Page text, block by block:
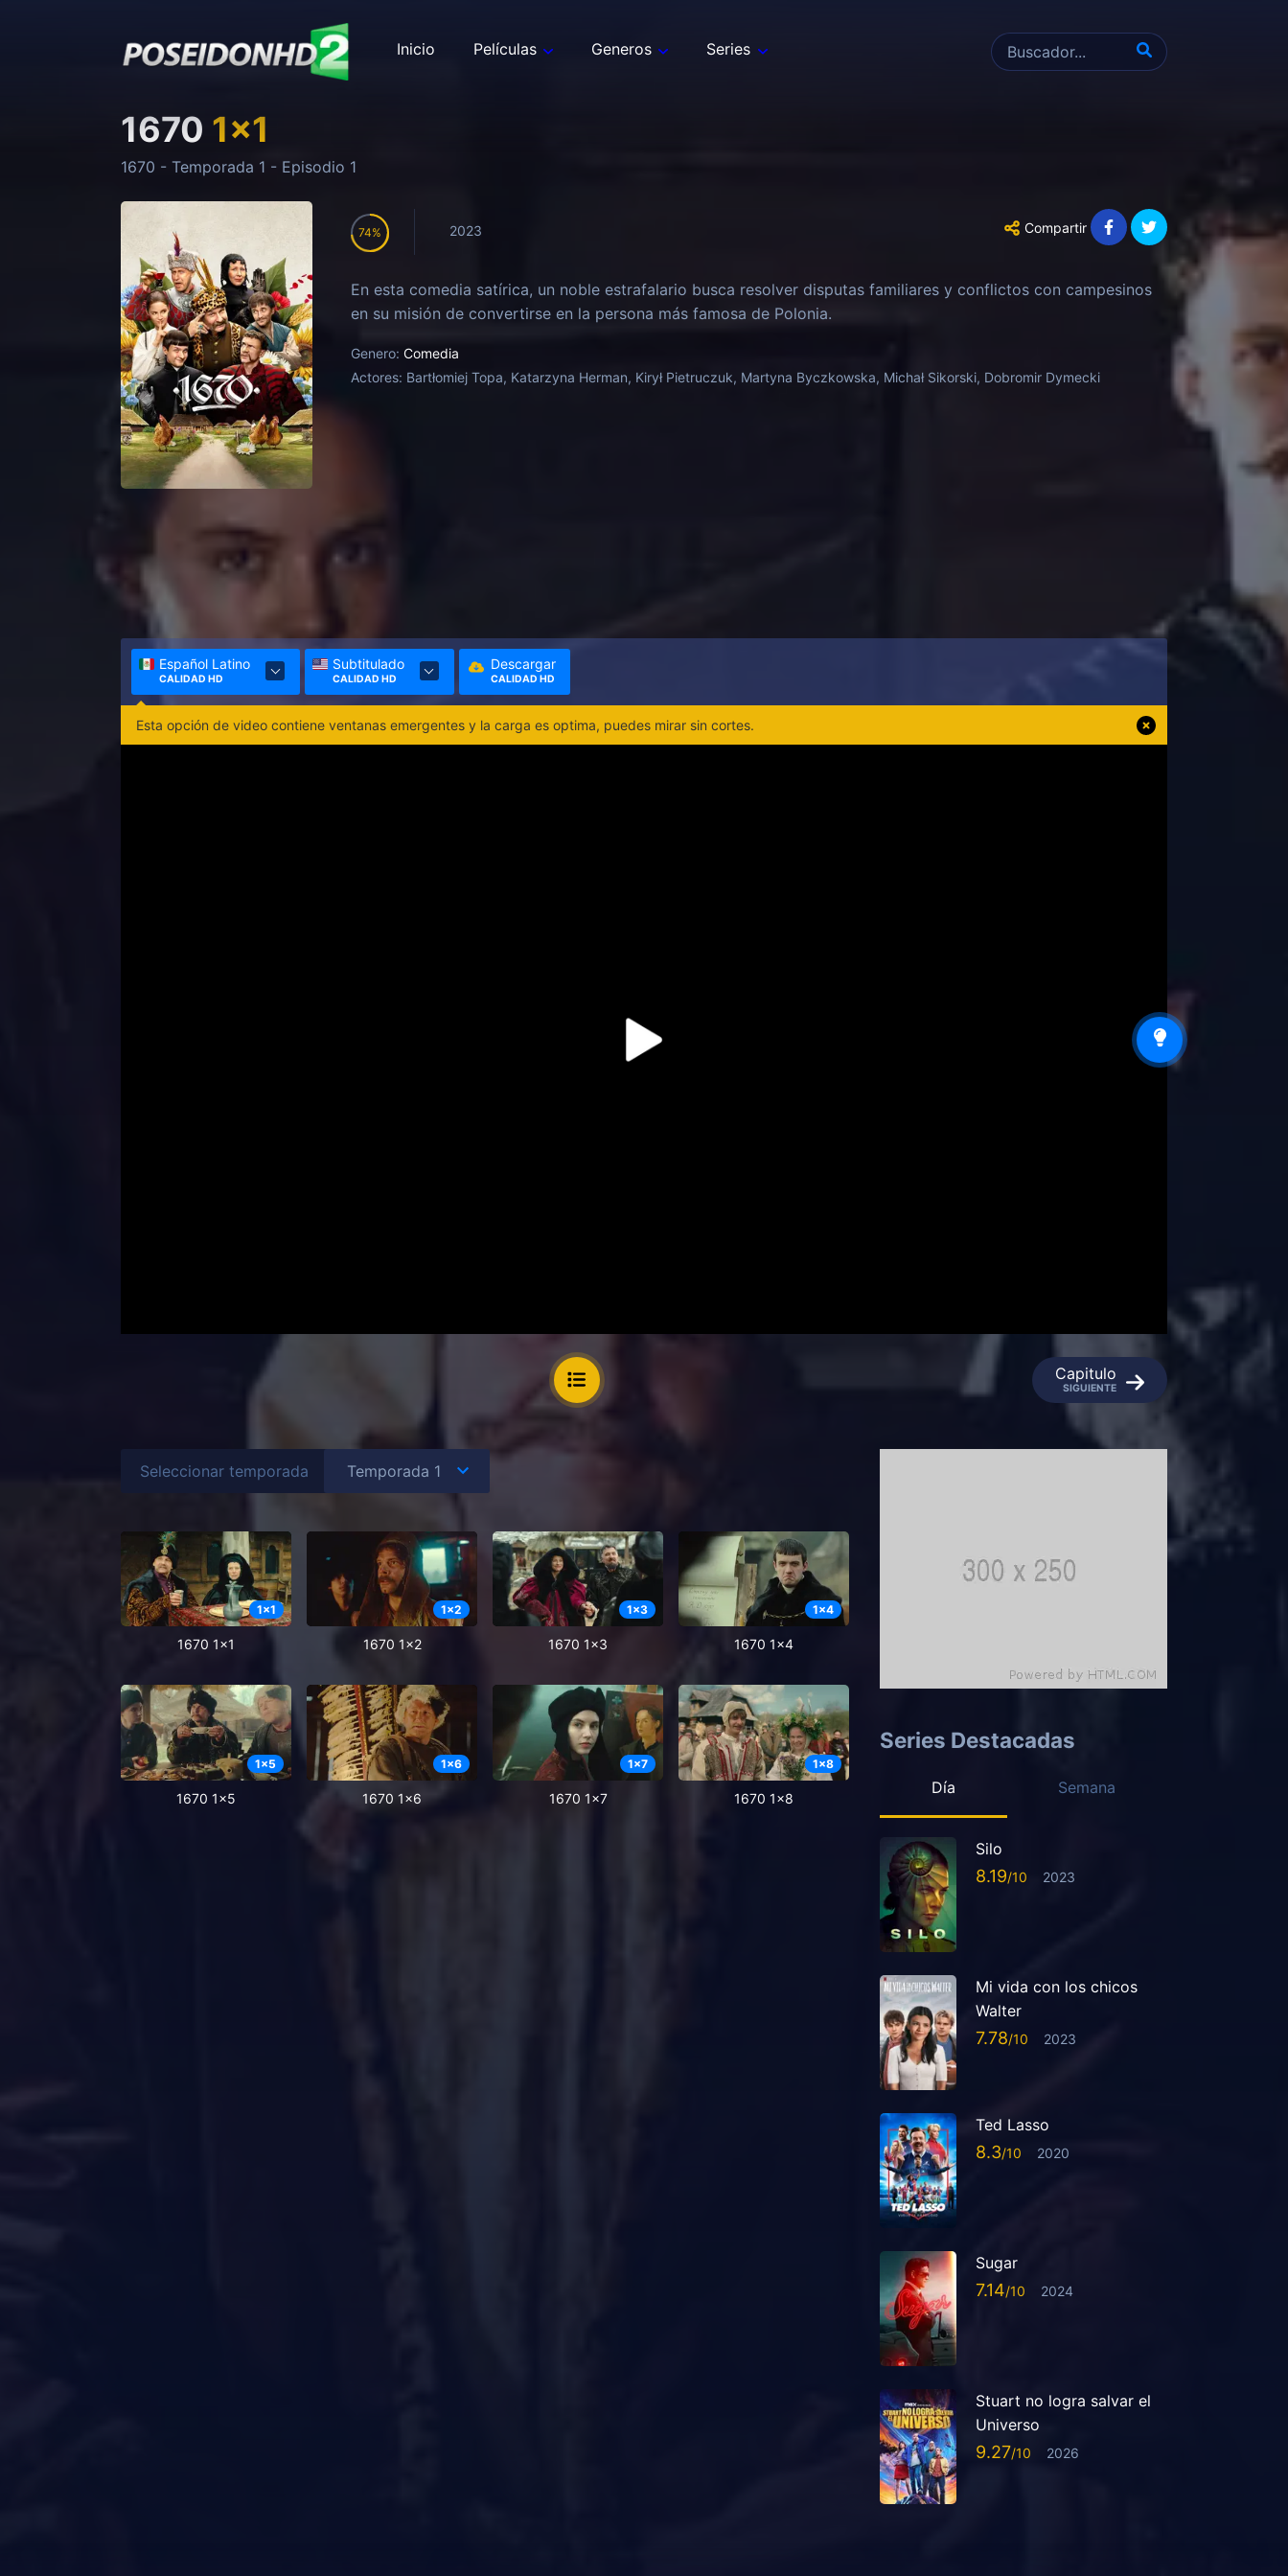
Inicio Películas Generos Series
1670 1x1
1670 - Temporada 1 - Episodio 1
74 2023 Compartir
En esta comedia satírica, un noble estrafalario busca resolver disputas familiares y conflictos con campesinos
en su misión de convertirse en la persona más famosa de Polonia.
Genero: Comedia
Actores: Bartłomiej Topa, Katarzyna Herman, Kirył Pietruczuk, Martyna Byczkowska, Michał Sikorski, Dobromir Dymecki
Español Latino
CALIDAD HD
Subtitulado
CALIDAD HD
Descargar
CALIDAD HD
Esta opción de video contiene ventanas emergentes y la carga es optima, puedes mirar sin cortes.
Capitulo
SIGUIENTE
Seleccionar temporada
1x1
1670 1x1
1x2
1670 1x2
1x3
1670 1x3
1x4
1670 1x4
1x5
1670 1x5
1x6
1670 1x6
1x7
1670 1x7
1x8
1670 1x8
Series Destacadas
Día Semana
Silo
8.19 2023
Mi vida con los chicos
Walter
7.78 2023
Ted Lasso
8.3 2020
Sugar
7.14 2024
Stuart no logra salvar el
Universo
9.27 2026